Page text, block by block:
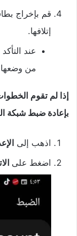
إتلافها.
عند
من وضعها
إذا لم تقوم
بإعادة ضبط شبكة
اذهب إلى
اضغط على